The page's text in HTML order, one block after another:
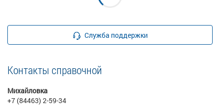
Служба поддержки
Контакты справочной
Михайловка
+7 (84463) 2-59-34